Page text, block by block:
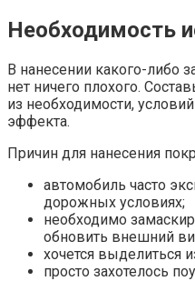
Необходимость
В нанесении какого-либо
нет ничего плохого.
из необходимости,
эффекта.
Причин для нанесения
автомобиль часто
дорожных условиях;
необходимо
обновить внешний
хочется выделиться
просто захотелось